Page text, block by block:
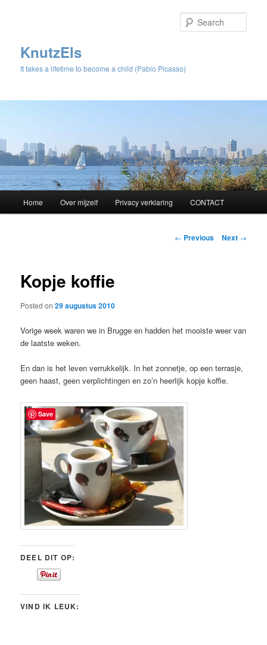
KnutzEls
It takes a lifetime to become a child (Pablo Picasso)
Skip
content
Home Over mijzelf Privacy verklaring CONTACT
Post
← Previous Next →
Kopje koffie
Posted on29 augustus 2010
Vorige week waren we in Brugge en hadden het mooiste weer van
de laatste weken.
En dan is het leven verrukkelijk. In het zonnetje, op een terrasje,
geen haast, geen verplichtingen en zo’n heerlijk kopje koffie.
DEEL DIT OP:
VIND IK LEUK:
Save